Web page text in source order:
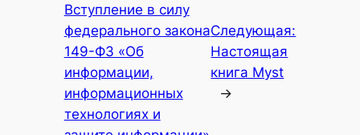
Вступление в силу
федерального закона
149-ФЗ «Об
информации,
информационных
технологиях и
Следующая:
Настоящая
книга Myst
→